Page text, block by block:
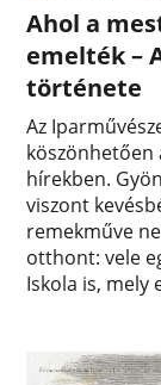
Ahol a
emelték –
története
Az
köszönhetően
hírekben.
viszont
remekműve
otthont: vele
Iskola is, mely